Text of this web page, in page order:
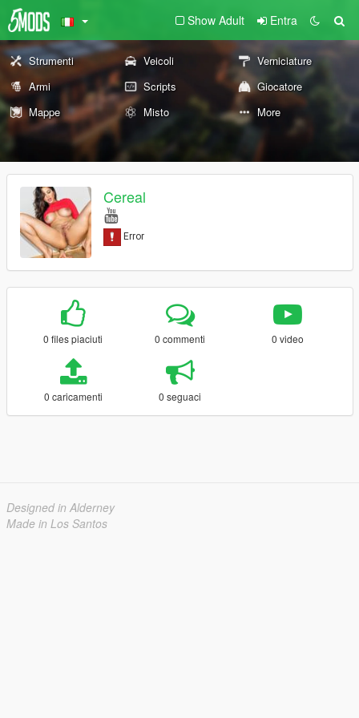
Show Adult Entra
Strumenti Veicoli
Verniciature
Armi
Scripts
Giocatore
Mappe
Misto More
Cereal
0 files piaciuti 0 commenti 0 video
0 caricamenti 0 seguaci
Designed in Alderney
Made in Los Santos